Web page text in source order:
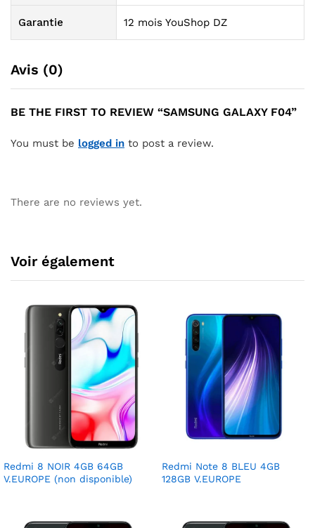
Garantie 12 mois YouShop DZ
Avis (0)
BE THE FIRST TO REVIEW “SAMSUNG GALAXY F04”
You must be logged in to post a review.
There are no reviews yet.
Voir également
Redmi 8 NOIR 4GB 64GB
V.EUROPE (non disponible)
Redmi Note 8 BLEU 4GB
128GB V.EUROPE